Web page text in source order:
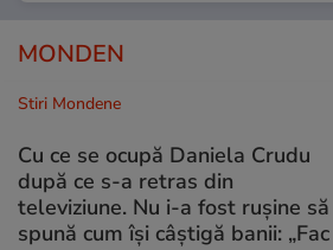
MONDEN
Stiri Mondene
Cu ce se ocupă Daniela Crudu
după ce s-a retras din
televiziune. Nu i-a fost rușine să
spună cum își câștigă banii: „Fac